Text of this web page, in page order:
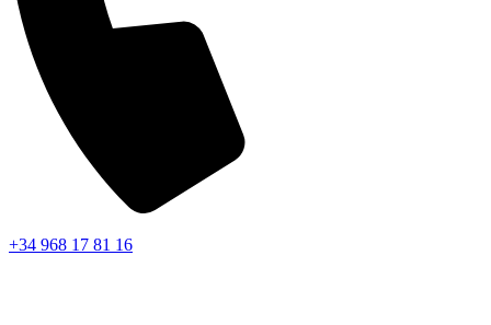
+34 968 17 81 16